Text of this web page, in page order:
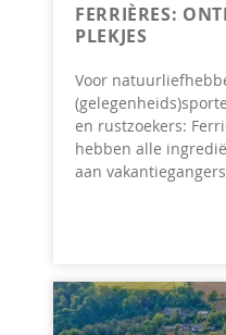
FERRIÈRES:
PLEKJES
Voor
en rustzoekers:
hebben alle
aan